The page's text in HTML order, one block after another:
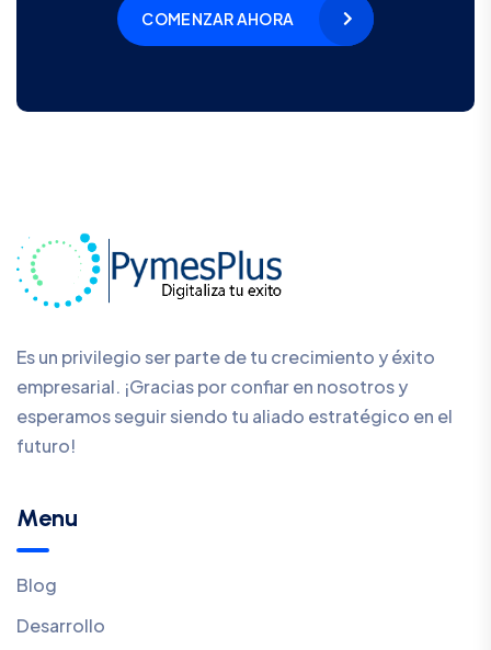
COMENZAR AHORA
Es un privilegio ser parte de tu crecimiento y éxito
empresarial. ¡Gracias por confiar en nosotros y
esperamos seguir siendo tu aliado estratégico en el
futuro!
Menu
Blog
Desarrollo